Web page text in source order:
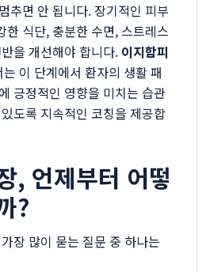
추면 안 됩니다. 장기적인 피부
한 식단, 충분한 수면, 스트레스
을 개선해야 합니다. 이지함피
는 이 단계에서 환자의 생활 패
긍정적인 영향을 미치는 습관
도록 지속적인 코칭을 제공합
, 언제부터 어떻
?
장 많이 묻는 질문 중 하나는